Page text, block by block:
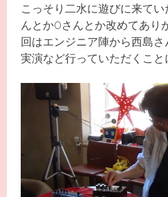
こっそり二水に遊びに来てい
んとかOさんとか改めてあり
回はエンジニア陣から西島さ
実演など行っていただくこと